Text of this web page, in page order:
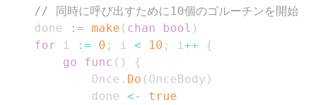
// 同時に呼び出すために10個のゴルーチンを開始
	done
:= make ( chan bool )
for i := 0 ; i < 10 ; i ++
{
go
func ( )
{
			Once
. Do ( OnceBody )
			done
<-
true